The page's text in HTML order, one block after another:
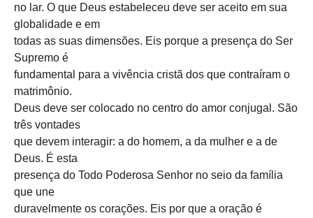
no lar. O que Deus estabeleceu deve ser aceito em sua
globalidade e em
todas as suas dimensões. Eis porque a presença do Ser
Supremo é
fundamental para a vivência cristã dos que contraíram o
matrimônio.
Deus deve ser colocado no centro do amor conjugal. São
três vontades
que devem interagir: a do homem, a da mulher e a de
Deus. É esta
presença do Todo Poderosa Senhor no seio da família
que une
duravelmente os corações. Eis por que a oração é